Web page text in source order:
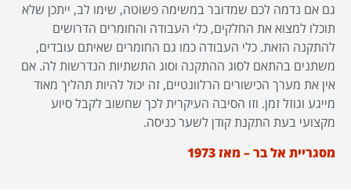
גם אם נדמה לכם שמדובר במשימה פשוטה, שימו לב, ייתכן שלא
תוכלו למצוא את החלקים, כלי העבודה והחומרים הדרושים
להתקנה הזאת. כלי העבודה כמו גם החומרים שאיתם עובדים,
משתנים בהתאם לסוג ההתקנה וסוג התשתיות הנדרשות לה. אם
אין את מערך הכישורים הרלוונטיים, זה יכול להיות תהליך מאוד
מייגע וגוזל זמן. וזו הסיבה העיקרית לכך שחשוב לקבל סיוע
מקצועי בעת התקנת קודן לשער כניסה.
מסגריית אל בר – מאז 1973